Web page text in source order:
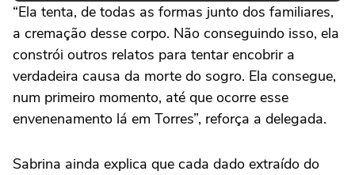
“Ela tenta, de todas as formas junto dos familiares,
a cremação desse corpo. Não conseguindo isso, ela
constrói outros relatos para tentar encobrir a
verdadeira causa da morte do sogro. Ela consegue,
num primeiro momento, até que ocorre esse
envenenamento lá em Torres”, reforça a delegada.
Sabrina ainda explica que cada dado extraído do